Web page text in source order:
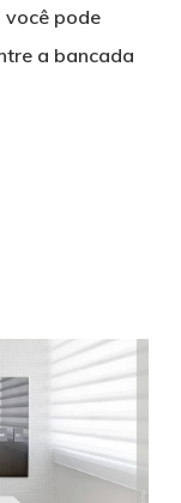
você pode
a bancada